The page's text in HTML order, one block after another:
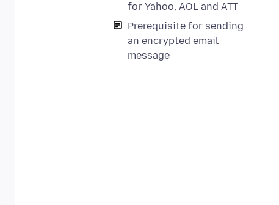
for Yahoo, AOL and ATT
Prerequisite for sending
an encrypted email
message